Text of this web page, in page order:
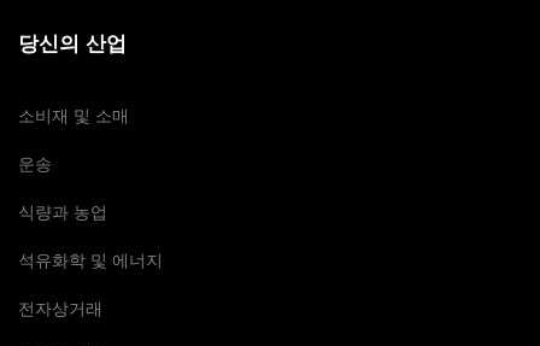
당신의 산업
소비재 및 소매
운송
식량과 농업
석유화학 및 에너지
전자상거래